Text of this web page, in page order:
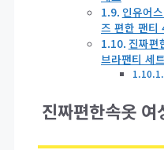
인유어
즈 편한 팬티
진짜편
브라팬티 세
진짜편한속옷